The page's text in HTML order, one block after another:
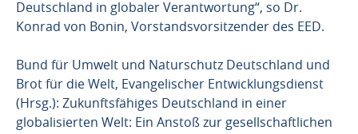
Deutschland in globaler Verantwortung“, so Dr.
Konrad von Bonin, Vorstandsvorsitzender des EED.
Bund für Umwelt und Naturschutz Deutschland und
Brot für die Welt, Evangelischer Entwicklungsdienst
(Hrsg.): Zukunftsfähiges Deutschland in einer
globalisierten Welt: Ein Anstoß zur gesellschaftlichen